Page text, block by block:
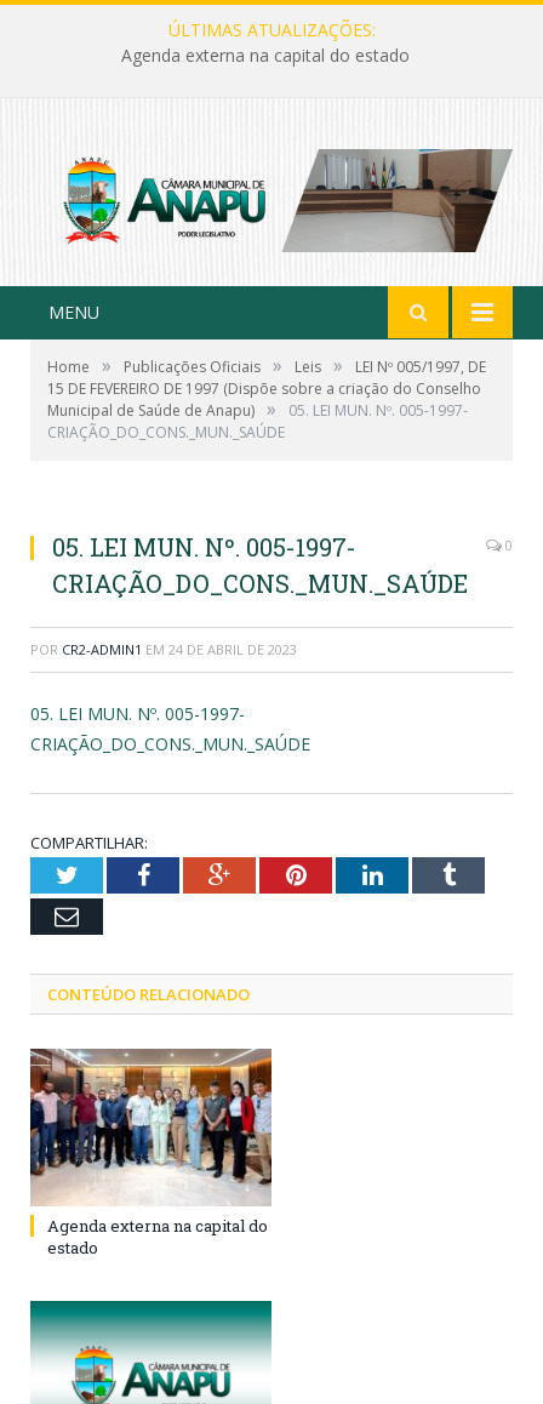
ÚLTIMAS ATUALIZAÇÕES:
Agenda externa na capital do estado
MENU
Home » Publicações Oficiais » Leis »
LEI Nº 005/1997, DE
15 DE FEVEREIRO DE 1997 (Dispõe sobre a criação do Conselho
Municipal de Saúde de Anapu) »
05. LEI MUN. Nº. 005-1997-
CRIAÇÃO_DO_CONS._MUN._SAÚDE
05. LEI MUN. Nº. 005-1997-
CRIAÇÃO_DO_CONS._MUN._SAÚDE
0
POR CR2-ADMIN1 EM 24 DE ABRIL DE 2023
05. LEI MUN. Nº. 005-1997-
CRIAÇÃO_DO_CONS._MUN._SAÚDE
COMPARTILHAR:
TwitterFacebookGoogle+PinterestLinkedInTumblr
Email
CONTEÚDO RELACIONADO
Agenda externa na capital do
estado